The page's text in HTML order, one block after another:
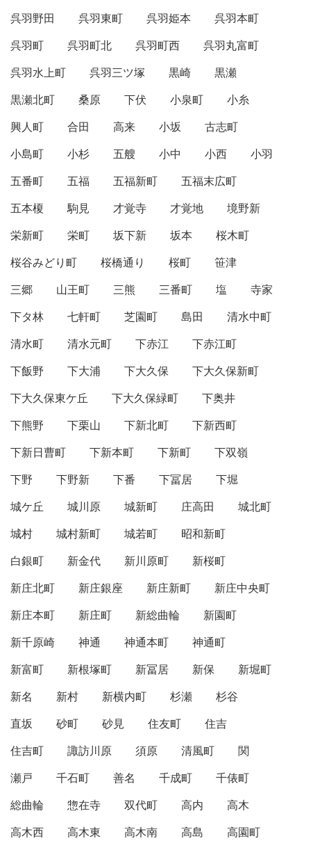
呉羽野田
呉羽東町 呉羽姫本
呉羽本町
呉羽町
呉羽町北 呉羽町西
呉羽丸富町
呉羽水上町
呉羽三ツ塚 黒崎
黒瀬
黒瀬北町
桑原 下伏 小泉町
小糸
興人町
合田 高来 小坂
古志町
小島町
小杉 五艘 小中 小西
小羽
五番町
五福 五福新町
五福末広町
五本榎
駒見 才覚寺 才覚地
境野新
栄新町
栄町 坂下新 坂本
桜木町
桜谷みどり町
桜橋通り 桜町
笹津
三郷
山王町 三熊 三番町 塩
寺家
下タ林
七軒町 芝園町 島田
清水中町
清水町
清水元町 下赤江
下赤江町
下飯野
下大浦 下大久保
下大久保新町
下大久保東ケ丘
下大久保緑町
下奥井
下熊野
下栗山 下新北町
下新西町
下新日曹町
下新本町 下新町
下双嶺
下野
下野新 下番 下冨居
下堀
城ケ丘
城川原 城新町 庄高田
城北町
城村
城村新町 城若町
昭和新町
白銀町
新金代 新川原町
新桜町
新庄北町
新庄銀座 新庄新町
新庄中央町
新庄本町
新庄町 新総曲輪
新園町
新千原崎
神通 神通本町
神通町
新富町
新根塚町 新冨居 新保
新堀町
新名
新村 新横内町 杉瀬
杉谷
直坂
砂町 砂見 住友町
住吉
住吉町
諏訪川原 須原 清風町
関
瀬戸
千石町 善名 千成町
千俵町
総曲輪
惣在寺 双代町 高内
高木
高木西
高木東 高木南 高島
高園町